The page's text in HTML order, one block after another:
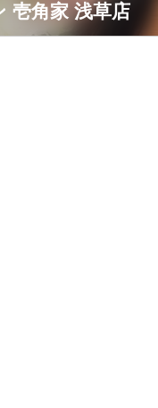
壱角家 浅草店